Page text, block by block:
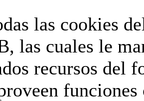
las cookies
las cuales le
recursos del